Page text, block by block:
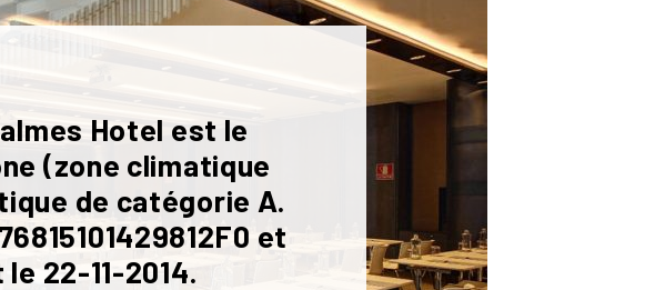
Hotel est le
(zone climatique
de catégorie A.
et
22-11-2014.